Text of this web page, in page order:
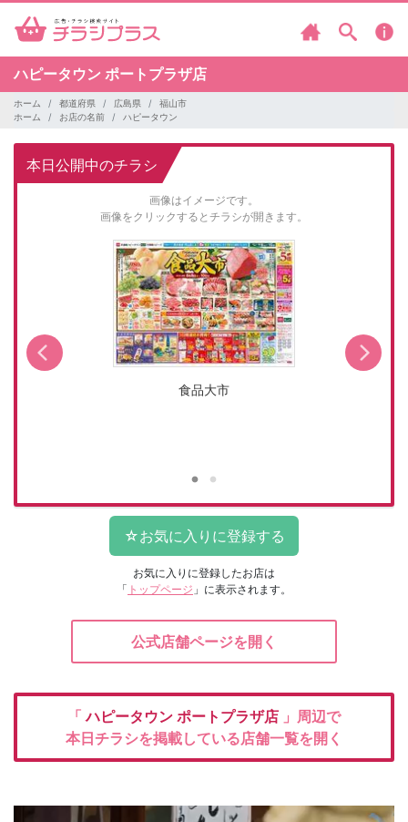
ハピータウン ポートプラザ店
ホーム 都道府県 広島県
福山市
ホーム
お店の名前 ハピータウン
本日公開中のチラシ
画像はイメージです。
画像をクリックするとチラシが開きます。
食品大市
お気に入りに登録したお店は
「 トップページ 」に表示されます。
公式店舗ページを開く
「 ハピータウン ポートプラザ店 」周辺で
本日チラシを掲載している店舗一覧を開く